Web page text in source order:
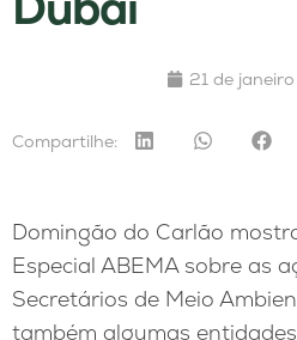
21 de
Compartilhe:
Domingão do Carlão
Especial ABEMA sobre as
Secretários de Meio
também algumas